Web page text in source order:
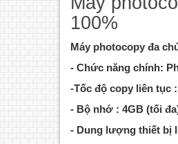
100%
Máy photocopy đa
- Chức năng chính:
-Tốc độ copy liên tục
- Bộ nhớ : 4GB (tối
- Dung lượng thiết bị